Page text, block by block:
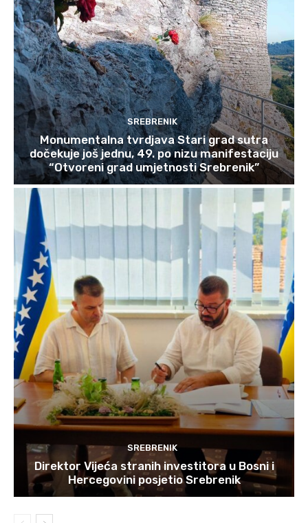
SREBRENIK
Monumentalna tvrdjava Stari grad sutra
dočekuje još jednu, 49. po nizu manifestaciju
“Otvoreni grad umjetnosti Srebrenik”
SREBRENIK
Direktor Vijeća stranih investitora u Bosni i
Hercegovini posjetio Srebrenik